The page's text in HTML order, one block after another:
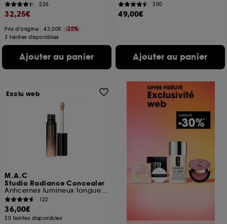
226
32,25€
Prix d'origine : 43,00€
-25%
3 teintes disponibles
Ajouter au panier
300
49,00€
Ajouter au panier
M.A.C
Studio Radiance Concealer
Anticernes lumineux longue tenue
122
36,00€
20 teintes disponibles
Exclu web